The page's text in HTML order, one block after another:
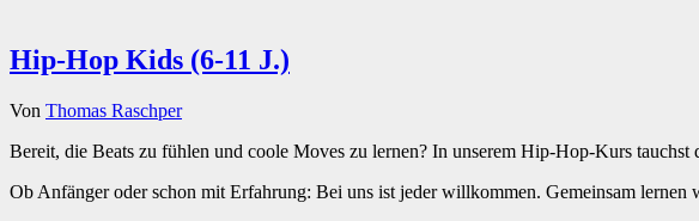
Hip-Hop Kids (6-11 J.)
Von Thomas Raschper
Bereit, die Beats zu fühlen und coole Moves zu lernen? In unserem Hip-Hop-Kurs
Ob Anfänger oder schon mit Erfahrung: Bei uns ist jeder willkommen. Gemeinsam lernen